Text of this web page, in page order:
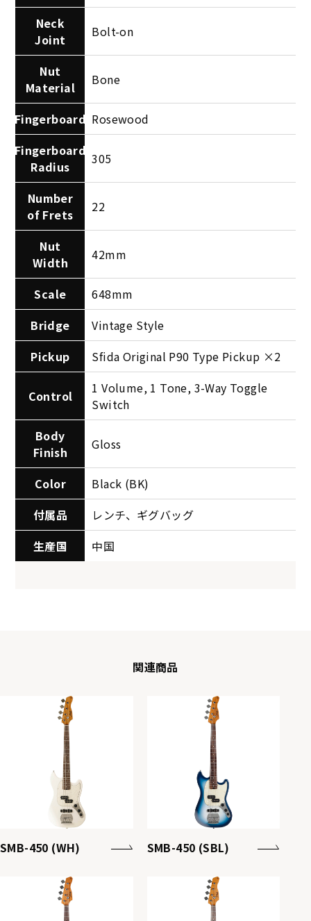
Neck
Joint
Bolt-on
Nut
Material
Bone
Fingerboard Rosewood
Fingerboard
Radius
305
Number
of Frets
22
Nut
Width
42mm
Scale
648mm
Bridge
Vintage Style
Pickup
Sfida Original P90 Type Pickup ×2
Control
1 Volume, 1 Tone, 3-Way Toggle
Switch
Body
Finish
Gloss
Color
Black (BK)
付属品
レンチ、ギグバッグ
生産国
中国
関連商品
SMB-450 (WH) SMB-450 (SBL)